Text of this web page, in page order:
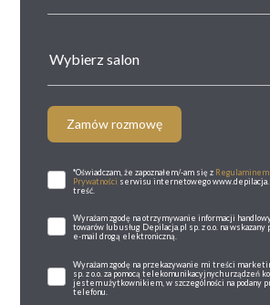
Wybierz salon
Zamów rozmowę
*Oświadczam, że zapoznałem/-am się z Regulaminem
Prywatności serwisu internetowego
treść.
Wyrażam zgodę na otrzymywanie informacji
towarów lub usług Depilacja.pl sp. z o.o. na
e-mail drogą elektroniczną.
Wyrażam zgodę na przekazywanie mi treści
sp. z o.o. za pomocą telekomunikacyjnych urządzeń
jestem użytkownikiem, w szczególności na podany
telefonu.